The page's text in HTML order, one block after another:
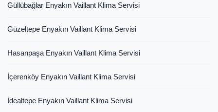
Güllübağlar Enyakın Vaillant Klima Servisi
Güzeltepe Enyakın Vaillant Klima Servisi
Hasanpaşa Enyakın Vaillant Klima Servisi
İçerenköy Enyakın Vaillant Klima Servisi
İdealtepe Enyakın Vaillant Klima Servisi